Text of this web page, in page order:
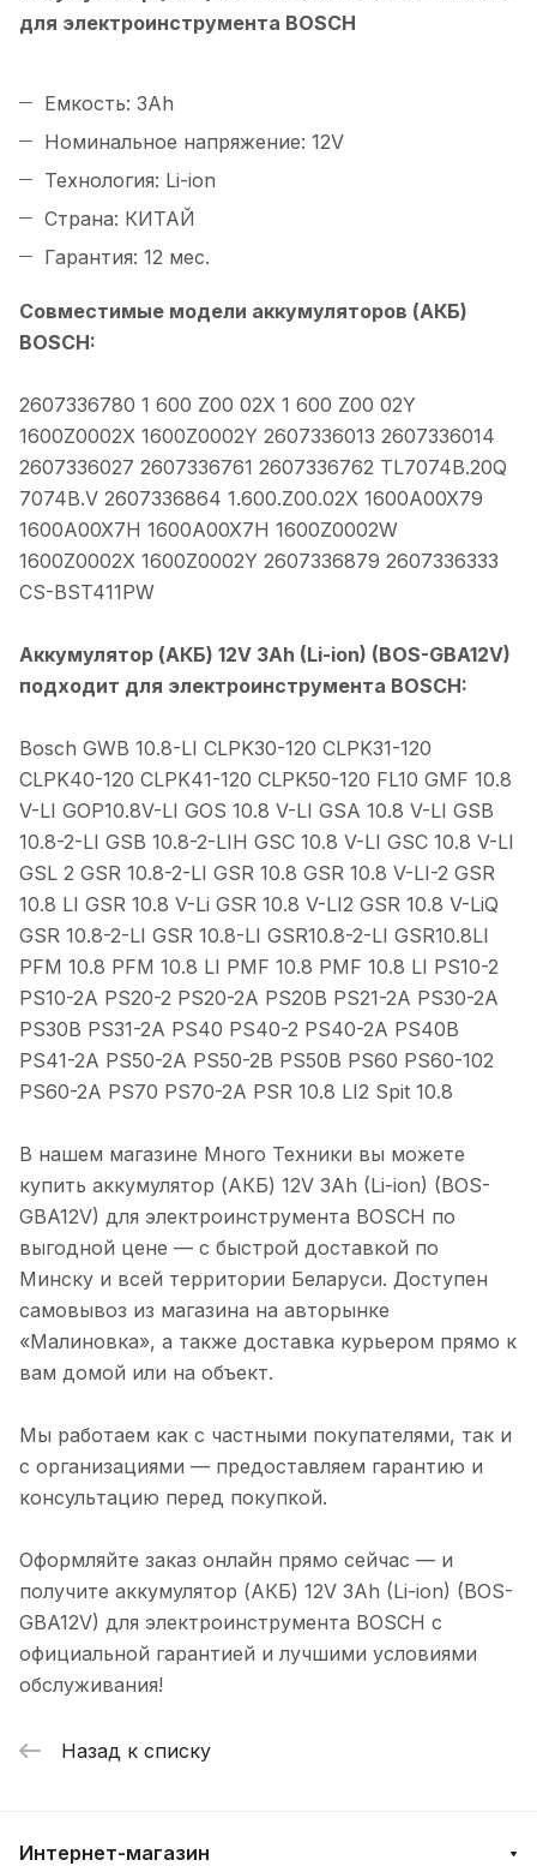
для электроинструмента BOSCH
Емкость: 3Ah
Номинальное напряжение: 12V
Технология: Li-ion
Cтрана: КИТАЙ
Гарантия: 12 мес.
Совместимые модели аккумуляторов (АКБ)
BOSCH:
2607336780 1 600 Z00 02X 1 600 Z00 02Y
1600Z0002X 1600Z0002Y 2607336013 2607336014
2607336027 2607336761 2607336762 TL7074B.20Q
7074B.V 2607336864 1.600.Z00.02X 1600A00X79
1600A00X7H 1600A00X7H 1600Z0002W
1600Z0002X 1600Z0002Y 2607336879 2607336333
CS-BST411PW
Аккумулятор (АКБ) 12V 3Ah (Li-ion) (BOS-GBA12V)
подходит для электроинструмента BOSCH:
Bosch GWB 10.8-LI CLPK30-120 CLPK31-120
CLPK40-120 CLPK41-120 CLPK50-120 FL10 GMF 10.8
V-LI GOP10.8V-LI GOS 10.8 V-LI GSA 10.8 V-LI GSB
10.8-2-LI GSB 10.8-2-LIH GSC 10.8 V-LI GSC 10.8 V-LI
GSL 2 GSR 10.8-2-LI GSR 10.8 GSR 10.8 V-LI-2 GSR
10.8 LI GSR 10.8 V-Li GSR 10.8 V-LI2 GSR 10.8 V-LiQ
GSR 10.8-2-LI GSR 10.8-LI GSR10.8-2-LI GSR10.8LI
PFM 10.8 PFM 10.8 LI PMF 10.8 PMF 10.8 LI PS10-2
PS10-2A PS20-2 PS20-2A PS20B PS21-2A PS30-2A
PS30B PS31-2A PS40 PS40-2 PS40-2A PS40B
PS41-2A PS50-2A PS50-2B PS50B PS60 PS60-102
PS60-2A PS70 PS70-2A PSR 10.8 LI2 Spit 10.8
В нашем магазине Много Техники вы можете
купить аккумулятор (АКБ) 12V 3Ah (Li-ion) (BOS-
GBA12V) для электроинструмента BOSCH по
выгодной цене — с быстрой доставкой по
Минску и всей территории Беларуси. Доступен
самовывоз из магазина на авторынке
«Малиновка», а также доставка курьером прямо к
вам домой или на объект.
Мы работаем как с частными покупателями, так и
с организациями — предоставляем гарантию и
консультацию перед покупкой.
Оформляйте заказ онлайн прямо сейчас — и
получите аккумулятор (АКБ) 12V 3Ah (Li-ion) (BOS-
GBA12V) для электроинструмента BOSCH с
официальной гарантией и лучшими условиями
обслуживания!
Назад к списку
Интернет-магазин